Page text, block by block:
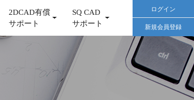
2DCAD有償
サポート
SQ CAD
サポート
ログイン
新規会員登録